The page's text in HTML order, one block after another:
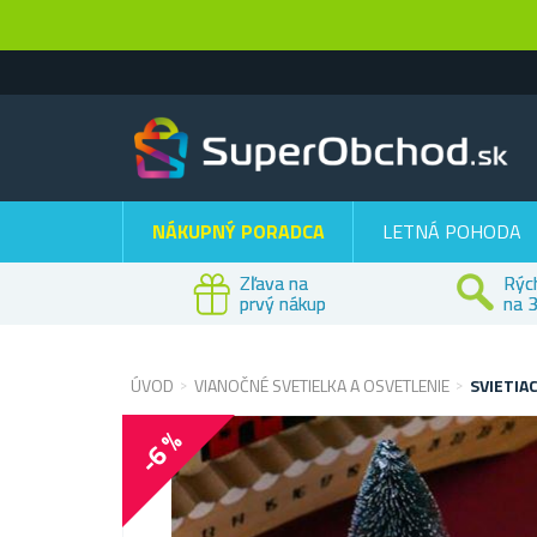
NÁKUPNÝ PORADCA LETNÁ POHODA
Zľava na
prvý nákup na
ÚVOD VIANOČNÉ SVETIELKA A OSVETLENIE
-6 %